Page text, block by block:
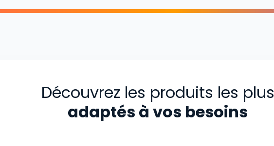
Découvrez les produits les plus
adaptés à vos besoins